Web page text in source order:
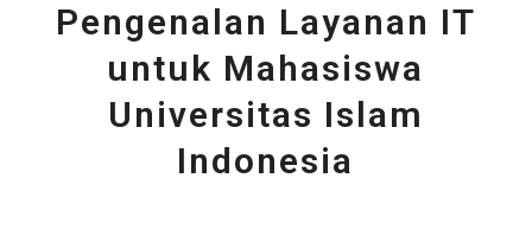
Pengenalan Layanan IT
untuk Mahasiswa
Universitas Islam
Indonesia